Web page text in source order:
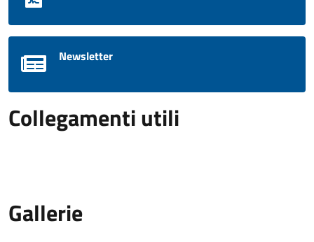
Newsletter
Collegamenti utili
Gallerie